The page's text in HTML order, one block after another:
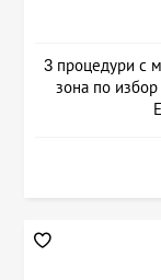
3 процедури с
зона по